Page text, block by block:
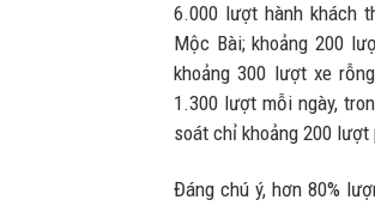
6.000 lượt hành khách
Mộc Bài; khoảng 200
khoảng 300 lượt xe
1.300 lượt mỗi ngày,
soát chỉ khoảng 200
Đáng chú ý, hơn 80%